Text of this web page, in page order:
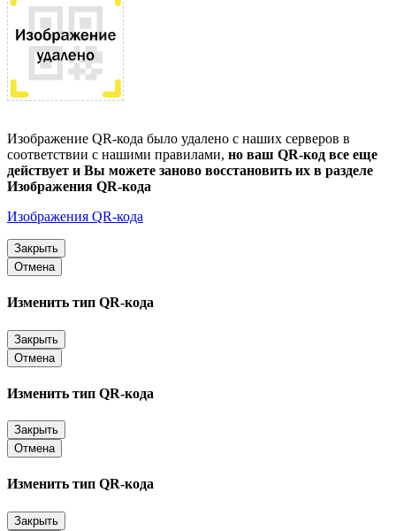
Изображение QR-кода было удалено с наших серверов в
соответствии с нашими правилами, но ваш QR-код все еще
действует и Вы можете заново восстановить их в разделе
Изображения QR-кода
Изображения QR-кода
Закрыть
Отмена
Изменить тип QR-кода
Закрыть
Отмена
Изменить тип QR-кода
Закрыть
Отмена
Изменить тип QR-кода
Закрыть